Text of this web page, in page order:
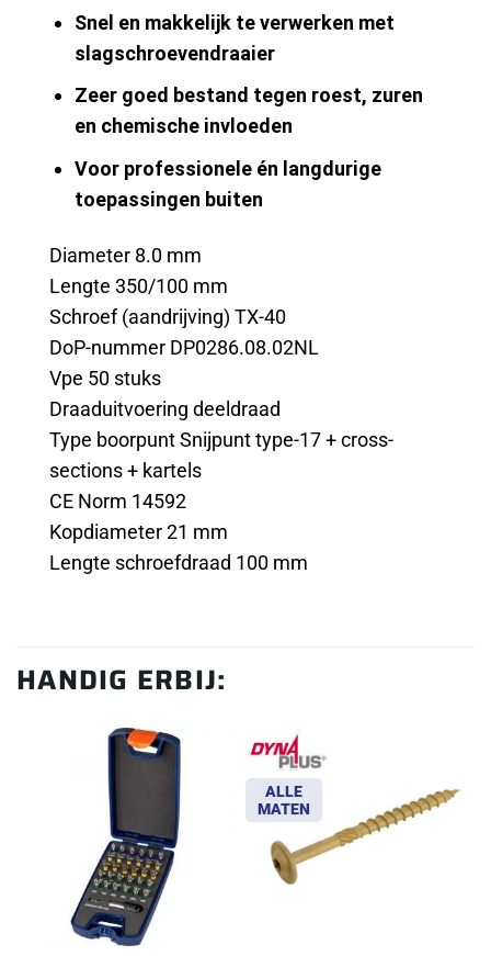
Snel en makkelijk te verwerken met
slagschroevendraaier
Zeer goed bestand tegen roest, zuren
en chemische invloeden
Voor professionele én langdurige
toepassingen buiten
Diameter 8.0 mm
Lengte 350/100 mm
Schroef (aandrijving) TX-40
DoP-nummer DP0286.08.02NL
Vpe 50 stuks
Draaduitvoering deeldraad
Type boorpunt Snijpunt type-17 + cross-
sections + kartels
CE Norm 14592
Kopdiameter 21 mm
Lengte schroefdraad 100 mm
HANDIG ERBIJ:
ALLE
MATEN